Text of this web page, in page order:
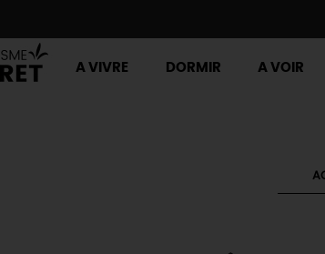
A VIVRE DORMIR A VOIR